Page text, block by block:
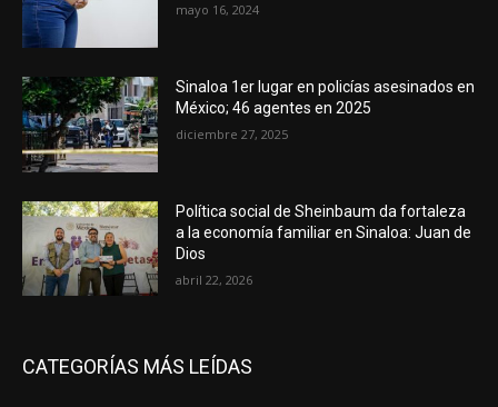
mayo 16, 2024
Sinaloa 1er lugar en policías asesinados en
México; 46 agentes en 2025
diciembre 27, 2025
Política social de Sheinbaum da fortaleza
a la economía familiar en Sinaloa: Juan de
Dios
abril 22, 2026
CATEGORÍAS MÁS LEÍDAS